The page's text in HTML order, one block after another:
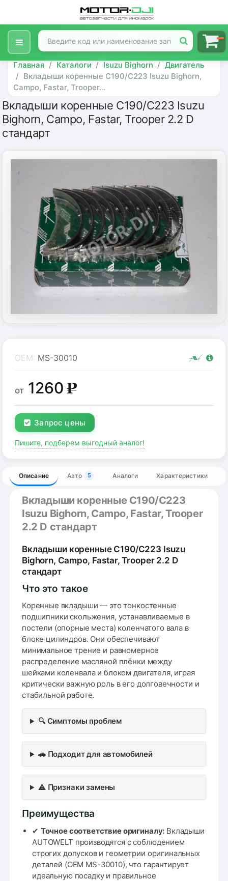
Главная Каталоги Isuzu Bighorn
Двигатель
Вкладыши коренные C190/C223 Isuzu Bighorn,
Campo, Fastar, Trooper...
Вкладыши коренные C190/C223 Isuzu
Bighorn, Campo, Fastar, Trooper 2.2 D
стандарт
OEM: MS-30010
от 1260g
Запрос цены
Пишите, подберем выгодный аналог!
Описание Авто 5 Аналоги Характеристики
Вкладыши коренные C190/C223
Isuzu Bighorn, Campo, Fastar, Trooper
2.2 D стандарт
Вкладыши коренные C190/C223 Isuzu
Bighorn, Campo, Fastar, Trooper 2.2 D
стандарт
Что это такое
Коренные вкладыши — это тонкостенные
подшипники скольжения, устанавливаемые в
постели (опорные места) коленчатого вала в
блоке цилиндров. Они обеспечивают
минимальное трение и равномерное
распределение масляной плёнки между
шейками коленвала и блоком двигателя, играя
критически важную роль в его долговечности и
стабильной работе.
🔍 Симптомы проблем
🚗 Подходит для автомобилей
⚠️ Признаки замены
Преимущества
✔ Точное соответствие оригиналу: Вкладыши
AUTOWELT производятся с соблюдением
строгих допусков и геометрии оригинальных
деталей (OEM MS-30010), что гарантирует
идеальную посадку и правильное